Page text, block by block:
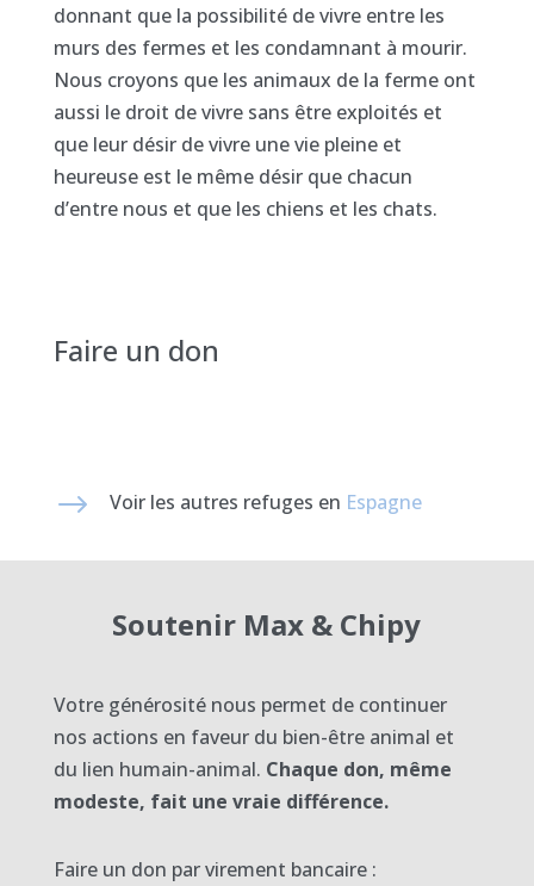
donnant que la possibilité de vivre entre les
murs des fermes et les condamnant à mourir.
Nous croyons que les animaux de la ferme ont
aussi le droit de vivre sans être exploités et
que leur désir de vivre une vie pleine et
heureuse est le même désir que chacun
d’entre nous et que les chiens et les chats.
Faire un don
$ Voir les autres refuges en Espagne
Soutenir Max & Chipy
Votre générosité nous permet de continuer
nos actions en faveur du bien-être animal et
du lien humain-animal. Chaque don, même
modeste, fait une vraie différence.
Faire un don par virement bancaire :